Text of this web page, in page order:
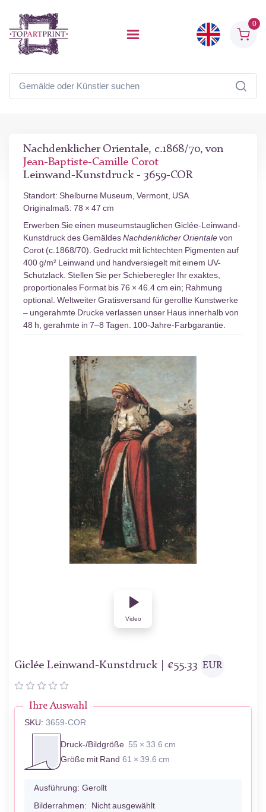
0
Nachdenklicher Orientale, c.1868/70, von
Jean-Baptiste-Camille Corot
Leinwand-Kunstdruck - 3659-COR
Standort: Shelburne Museum, Vermont, USA
Originalmaß: 78 × 47 cm
Erwerben Sie einen museumstauglichen Giclée-Leinwand-
Kunstdruck des GemäldesNachdenklicher Orientalevon
Corot (c.1868/70). Gedruckt mit lichtechten Pigmenten auf
400 g/m² Leinwand und handversiegelt mit einem UV-
Schutzlack. Stellen Sie per Schieberegler Ihr exaktes,
proportionales Format bis 76 × 46.4 cm ein; Rahmung
optional. Weltweiter Gratisversand für gerollte Kunstwerke
– ungerahmte Drucke verlassen unser Haus innerhalb von
48 h, gerahmte in 7–8 Tagen. 100-Jahre-Farbgarantie.
Video
Giclée Leinwand-Kunstdruck | €55.33 EUR
Ihre Auswahl
SKU: 3659-COR
Druck-/Bildgröße 55 × 33.6 cm
Größe mit Rand 61 × 39.6 cm
Ausführung: Gerollt
Bilderrahmen: Nicht ausgewählt